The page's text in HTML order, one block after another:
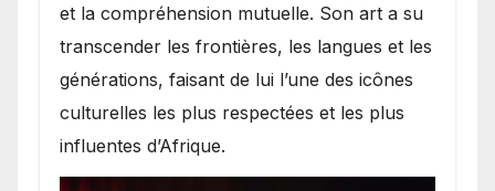
et la compréhension mutuelle. Son art a su
transcender les frontières, les langues et les
générations, faisant de lui l’une des icônes
culturelles les plus respectées et les plus
influentes d’Afrique.